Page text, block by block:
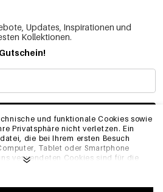
und funktionale Cookies sowie
Privatsphäre nicht verletzen. Ein
die bei Ihrem ersten Besuch
Tablet oder Smartphone
verwendeten Cookies sind für die
funktionieren und z.B. Ihre
Updates, Inspirationen und
Kollektionen.
ABONNIEREN